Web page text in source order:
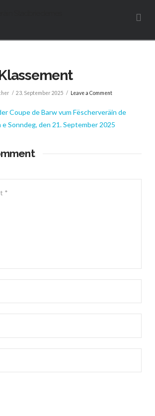
23. September 2025 Leave a Comment
Coupe de Barw vum Fëscherveräin de
Sonndeg, den 21. September 2025